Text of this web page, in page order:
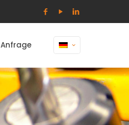
Anfrage